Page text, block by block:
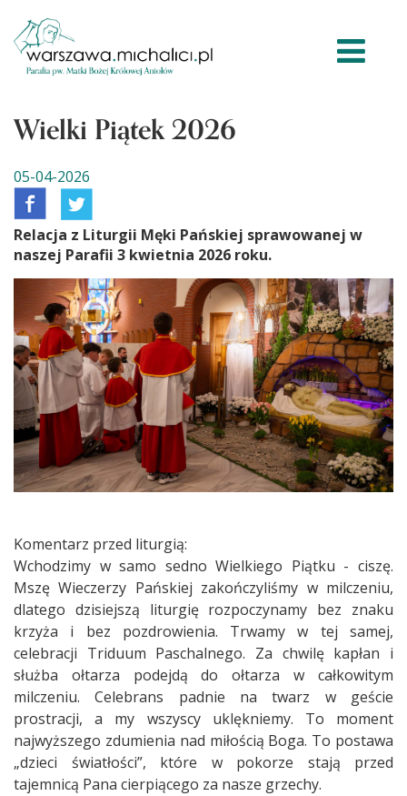
Wielki Piątek 2026
05-04-2026
Relacja z Liturgii Męki Pańskiej sprawowanej w
naszej Parafii 3 kwietnia 2026 roku.
Komentarz przed liturgią:​
Wchodzimy w samo sedno Wielkiego Piątku - ciszę.
Mszę Wieczerzy Pańskiej zakończyliśmy w milczeniu,
dlatego dzisiejszą liturgię rozpoczynamy bez znaku
krzyża i bez pozdrowienia. Trwamy w tej samej,
celebracji Triduum Paschalnego. Za chwilę kapłan i
służba ołtarza podejdą do ołtarza w całkowitym
milczeniu. Celebrans padnie na twarz w geście
prostracji, a my wszyscy uklękniemy. To moment
najwyższego zdumienia nad miłością Boga. To postawa
„dzieci światłości”, które w pokorze stają przed
tajemnicą Pana cierpiącego za nasze grzechy.